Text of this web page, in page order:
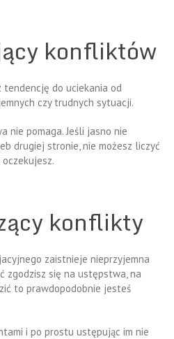
konfliktów
tendencję do uciekania od
czy trudnych sytuacji.
nie pomaga. Jeśli jasno nie
drugiej stronie, nie możesz liczyć
konflikty
zaistnieje nieprzyjemna
zgodzisz się na ustępstwa, na
to prawdopodobnie jesteś
i po prostu ustępując im nie